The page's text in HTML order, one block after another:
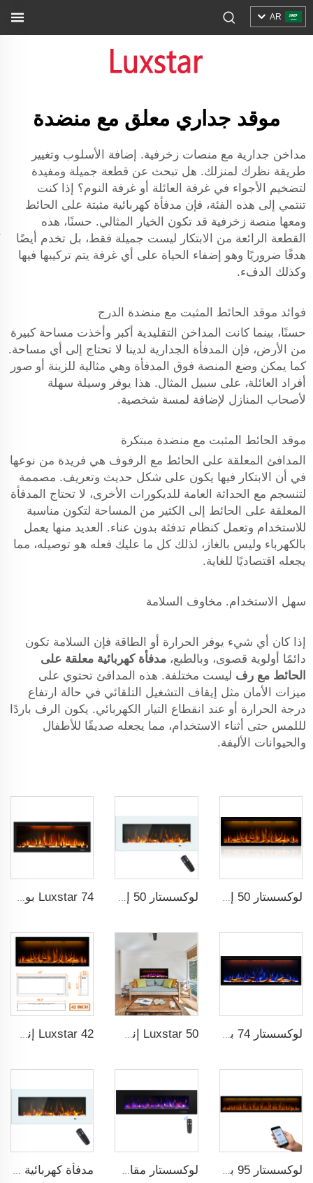
AR
موقد جداري معلق مع منضدة
مداخن جدارية مع منصات زخرفية. إضافة الأسلوب وتغيير
طريقة نظرك لمنزلك. هل تبحث عن قطعة جميلة ومفيدة
لتضخيم الأجواء في غرفة العائلة أو غرفة النوم؟ إذا كنت
تنتمي إلى هذه الفئة، فإن مدفأة كهربائية مثبتة على الحائط
ومعها منصة زخرفية قد تكون الخيار المثالي. حسنًا، هذه
القطعة الرائعة من الابتكار ليست جميلة فقط، بل تخدم أيضًا
هدفًا ضروريًا وهو إضفاء الحياة على أي غرفة يتم تركيبها فيها
وكذلك الدفء.
فوائد موقد الحائط المثبت مع منضدة الدرج
حسنًا، بينما كانت المداخن التقليدية أكبر وأخذت مساحة كبيرة
من الأرض، فإن المدفأة الجدارية لدينا لا تحتاج إلى أي مساحة.
كما يمكن وضع المنصة فوق المدفأة وهي مثالية للزينة أو صور
أفراد العائلة، على سبيل المثال. هذا يوفر وسيلة سهلة
لأصحاب المنازل لإضافة لمسة شخصية.
موقد الحائط المثبت مع منضدة مبتكرة
المدافئ المعلقة على الحائط مع الرفوف هي فريدة من نوعها
في أن الابتكار فيها يكون على شكل حديث وتعريف. مصممة
لتنسجم مع الحداثة العامة للديكورات الأخرى، لا تحتاج المدفأة
المعلقة على الحائط إلى الكثير من المساحة لتكون مناسبة
للاستخدام وتعمل كنظام تدفئة بدون عناء. العديد منها يعمل
بالكهرباء وليس بالغاز، لذلك كل ما عليك فعله هو توصيله، مما
يجعله اقتصاديًا للغاية.
سهل الاستخدام. مخاوف السلامة
إذا كان أي شيء يوفر الحرارة أو الطاقة فإن السلامة تكون
دائمًا أولوية قصوى، وبالطبع، مدفأة كهربائية معلقة على
الحائط مع رف ليست مختلفة. هذه المدافئ تحتوي على
ميزات الأمان مثل إيقاف التشغيل التلقائي في حالة ارتفاع
درجة الحرارة أو عند انقطاع التيار الكهربائي. يكون الرف باردًا
لللمس حتى أثناء الاستخدام، مما يجعله صديقًا للأطفال
والحيوانات الأليفة.
لوكسستار 50 إنش موقد زخرفي مع جهاز تحكم ذكي LCD لوكسستار 50 إنش شاشة عريضة بيضاء موقد كهربائي منزلي مع تقنية LED Luxstar 74 بوصة جودة عالية تأثير دخان 3D Fireplace داخلية
Luxstar 42 إنش موقد كهربائي ذكي يمكن التحكم فيه من خلال التطبيق، مثبت داخل الجدار بشكل ذكي مع التحكم عن بعد
لوكسستار 95 بوصة مدفأة كهربائية ذكية اصطناعية مع حماية من التسخين الزائد وتدفئة كهربائية لوكسستار مقاس 50 بوصة جودة عالية مدفأة كهربائية مثبتة على الحائط غير مخصصة للمدفن الشعبي الزخرفي مدفأة كهربائية جدارية بيضاء مقاس 50 بوصة من Luxstar مع شاشة لمس وبُعد التحكم عن بعد، ليس للتركيب المدمج، سخان منزلي